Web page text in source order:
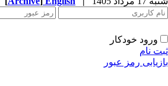
ورود خودکار
نام
رمز عبور